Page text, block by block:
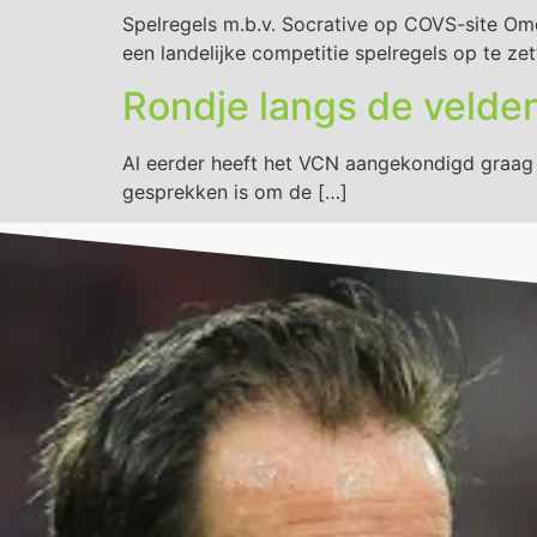
Spelregels m.b.v. Socrative op COVS-site
een landelijke competitie spelregels op te
Rondje langs de
Al eerder heeft het VCN aangekondigd
gesprekken is om de […]